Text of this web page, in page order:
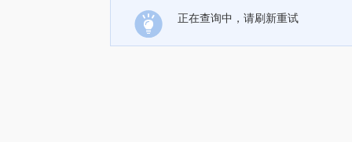
正在查询中，请刷新重试